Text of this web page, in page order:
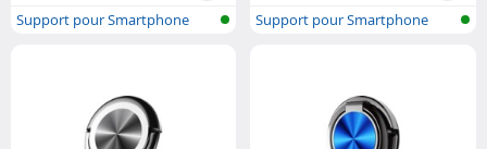
Support pour Smartphone
Support pour Smartphone